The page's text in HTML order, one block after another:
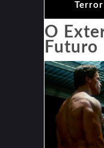
Terror
O
Futuro